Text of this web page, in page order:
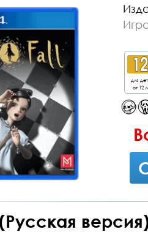
для
от 12